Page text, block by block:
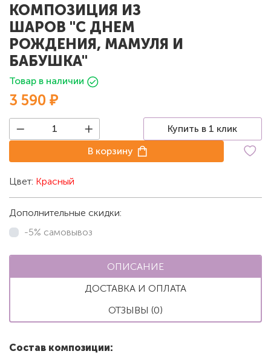
КОМПОЗИЦИЯ ИЗ
ШАРОВ "С ДНЕМ
РОЖДЕНИЯ, МАМУЛЯ И
БАБУШКА"
Товар в наличии
3 590 ₽
Купить в 1 клик
В корзину
Цвет: Красный
Дополнительные скидки:
-5% самовывоз
ОПИСАНИЕ
ДОСТАВКА И ОПЛАТА
ОТЗЫВЫ (0)
Состав композиции: